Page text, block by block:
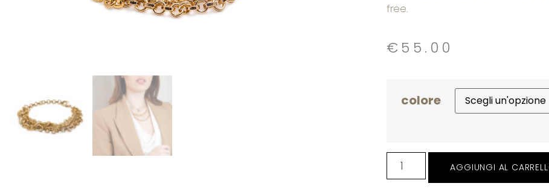
free.
€ 55.00
colore
AGGIUNGI AL